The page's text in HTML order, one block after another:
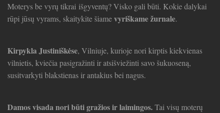
Moterys be vyrų tikrai išgyventų? Visko gali būti. Kokie dalykai
rūpi jūsų vyrams, skaitykite šiamevyriškame žurnale.
Kirpykla Justiniškėse, Vilniuje, kurioje nori kirptis kiekvienas
vilnietis, kviečia pasigražinti ir atsišviežinti savo šukuoseną,
susitvarkyti blakstienas ir antakius bei nagus.
Damos visada nori būti gražios ir laimingos.Tai visų moterų